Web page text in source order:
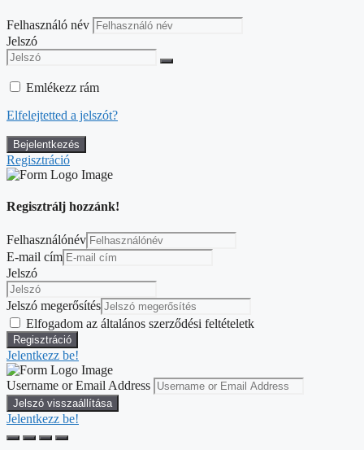
Felhasználó név
Jelszó
Emlékezz rám
Elfelejtetted a jelszót?
Regisztráció
Regisztrálj hozzánk!
Felhasználónév
E-mail cím
Jelszó
Jelszó megerősítés
Elfogadom az általános szerződési feltételetk
Jelentkezz be!
Username or Email Address
Jelentkezz be!